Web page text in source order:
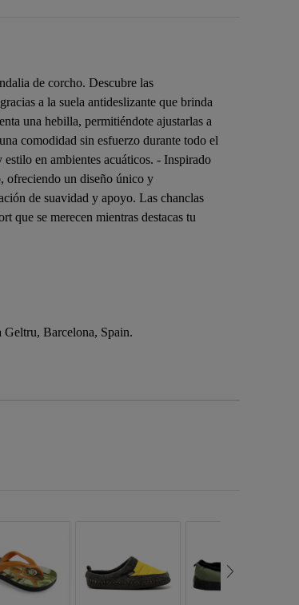
de corcho. Descubre las
a la suela antideslizante que brinda
una hebilla, permitiéndote ajustarlas a
comodidad sin esfuerzo durante todo el
en ambientes acuáticos. - Inspirado
ofreciendo un diseño único y
de suavidad y apoyo. Las chanclas
que se merecen mientras destacas tu
Barcelona, Spain.